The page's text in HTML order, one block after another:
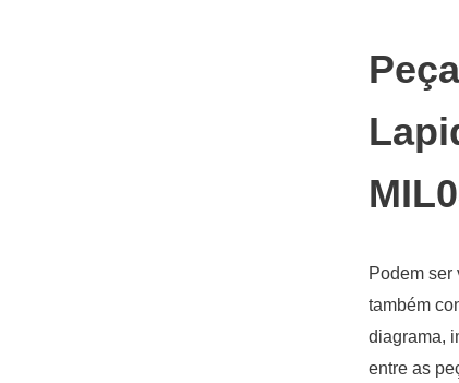
Podem
também
diagrama,
entre as